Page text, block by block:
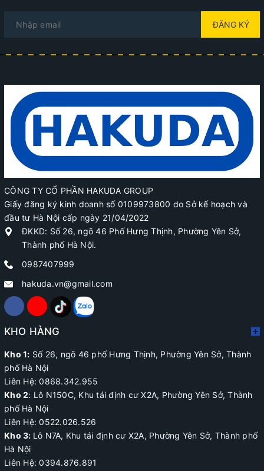
ĐĂNG KÝ
CÔNG TY CỔ PHẦN HAKUDA GROUP
Giấy đăng ký kinh doanh số 0109973800 do Sở kế hoạch và
đầu tư Hà Nội cấp ngày 21/04/2022
ĐKKD: Số 26, ngõ 46 Phố Hưng Thịnh, Phường Yên Sở,
Thành phố Hà Nội.
0987407999
hakuda.vn@gmail.com
KHO HÀNG
Kho 1: Số 26, ngõ 46 phố Hưng Thịnh, Phường Yên Sở, Thành
phố Hà Nội
Liên Hệ: 0868.342.955
Kho 2: Lô N150C, Khu tái định cư X2A, Phường Yên Sở, Thành
phố Hà Nội
Liên Hệ:0522.026.526
Kho 3: Lô N7A, Khu tái định cư X2A, Phường Yên Sở, Thành phố
Hà Nội
Liên Hệ: 0394.876.891